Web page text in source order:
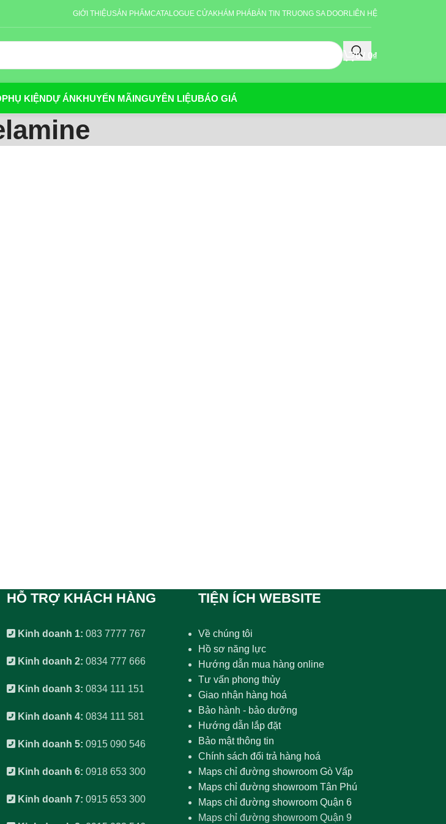
GIỚI THIỆUSẢN PHẨMCATALOGUE CỬAKHÁM PHÁBẢN TIN TRUONG SA DOOR LIÊN HỆ
0 0₫
PHỤ KIỆNDỰ ÁNKHUYẾN MÃINGUYÊN LIỆUBÁO GIÁ
HỖ TRỢ KHÁCH HÀNG
Kinh doanh 1: 083 7777 767
Kinh doanh 2: 0834 777 666
Kinh doanh 3: 0834 111 151
Kinh doanh 4: 0834 111 581
Kinh doanh 5: 0915 090 546
Kinh doanh 6: 0918 653 300
Kinh doanh 7: 0915 653 300
TIỆN ÍCH WEBSITE
Về chúng tôi
Hồ sơ năng lực
Hướng dẫn mua hàng online
Tư vấn phong thủy
Giao nhận hàng hoá
Bảo hành - bảo dưỡng
Hướng dẫn lắp đặt
Bảo mật thông tin
Chính sách đổi trả hàng hoá
Maps chỉ đường showroom Gò Vấp
Maps chỉ đường showroom Tân Phú
Maps chỉ đường showroom Quận 6
Maps chỉ đường showroom Quận 9